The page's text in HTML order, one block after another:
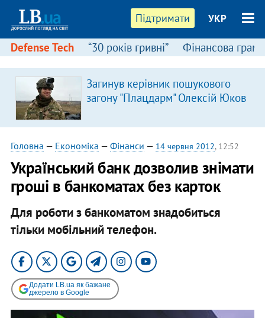
Підтримати УКР
Defense Tech “30 років гривні” Фінансова
Загинув керівник пошукового
загону "Плацдарм" Олексій Юков
Головна — Економіка — Фінанси — 14 червня 2012, 12:52
Український банк дозволив знімати
гроші в банкоматах без карток
Для роботи з банкоматом знадобиться
тільки мобільний телефон.
Додати LB.ua як бажане
джерело в Google